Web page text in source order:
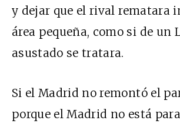
y dejar que el rival rematara
área pequeña, como si de un
asustado se tratara.
Si el Madrid no remontó el
porque el Madrid no está